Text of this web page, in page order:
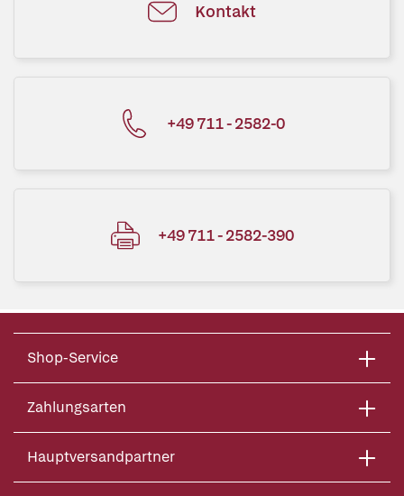
Kontakt
+49 711 - 2582-0
+49 711 - 2582-390
Shop-Service
Zahlungsarten
Hauptversandpartner